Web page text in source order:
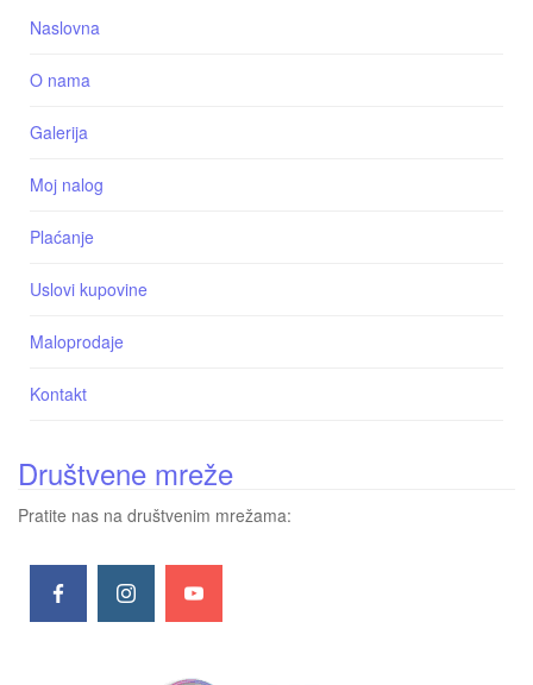
Naslovna
O nama
Galerija
Moj nalog
Plaćanje
Uslovi kupovine
Maloprodaje
Kontakt
Društvene mreže
Pratite nas na društvenim mrežama: